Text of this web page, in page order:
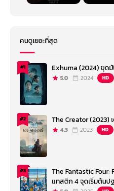
คนดูเยอะที่สุด
#1 Exhuma (2024) ขุด
5.0 2024 HD
#2 The Creator (2023)
4.3 2023 HD
#3
The Fantastic Four:
แทสติก 4 จุดเริ่มต้นป